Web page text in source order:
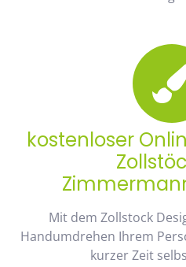
kostenloser
Mit dem Zollstock
Handumdrehen Ihrem
kurzer Zeit